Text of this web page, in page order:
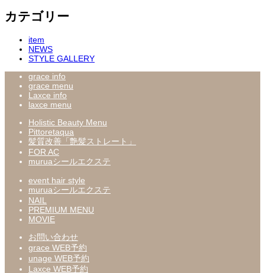
カテゴリー
item
NEWS
STYLE GALLERY
grace info
grace menu
Laxce info
laxce menu
Holistic Beauty Menu
Pittoretaqua
髪質改善「艶髪ストレート」
FOR AC
muruaシールエクステ
event hair style
muruaシールエクステ
NAIL
PREMIUM MENU
MOVIE
お問い合わせ
grace WEB予約
unage WEB予約
Laxce WEB予約